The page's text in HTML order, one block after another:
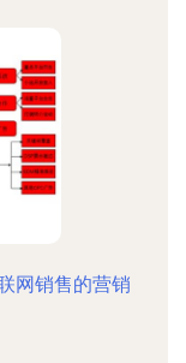
网销售的营销